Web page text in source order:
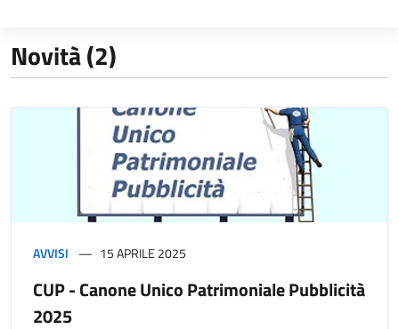
Novità (2)
AVVISI 15 APRILE 2025
CUP - Canone Unico Patrimoniale Pubblicità
2025